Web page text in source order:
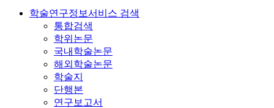
학술연구정보서비스 검색
통합검색
학위논문
국내학술논문
해외학술논문
학술지
단행본
연구보고서